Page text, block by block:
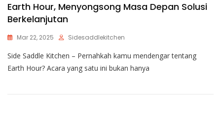
Earth Hour, Menyongsong Masa Depan Solusi
Berkelanjutan
Mar 22, 2025 Sidesaddlekitchen
Side Saddle Kitchen – Pernahkah kamu mendengar tentang
Earth Hour? Acara yang satu ini bukan hanya